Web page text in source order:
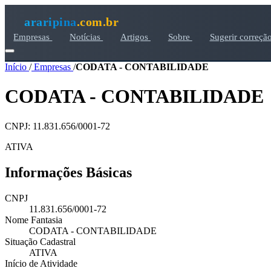
araripina.com.br
Empresas Notícias Artigos Sobre Sugerir
Início /Empresas /CODATA - CONTABILIDADE
CODATA - CONTABILIDADE
CNPJ: 11.831.656/0001-72
ATIVA
Informações Básicas
CNPJ
11.831.656/0001-72
Nome Fantasia
CODATA - CONTABILIDADE
Situação Cadastral
ATIVA
Início de Atividade